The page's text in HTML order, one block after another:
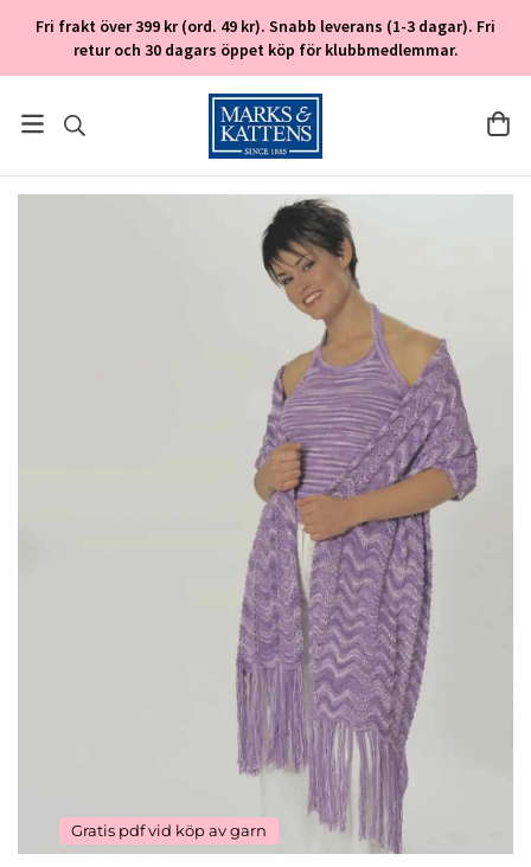
Fri frakt över 399 kr (ord. 49 kr). Snabb leverans (1-3 dagar). Fri
retur och 30 dagars öppet köp för klubbmedlemmar.
Gratis pdf vid köp av garn